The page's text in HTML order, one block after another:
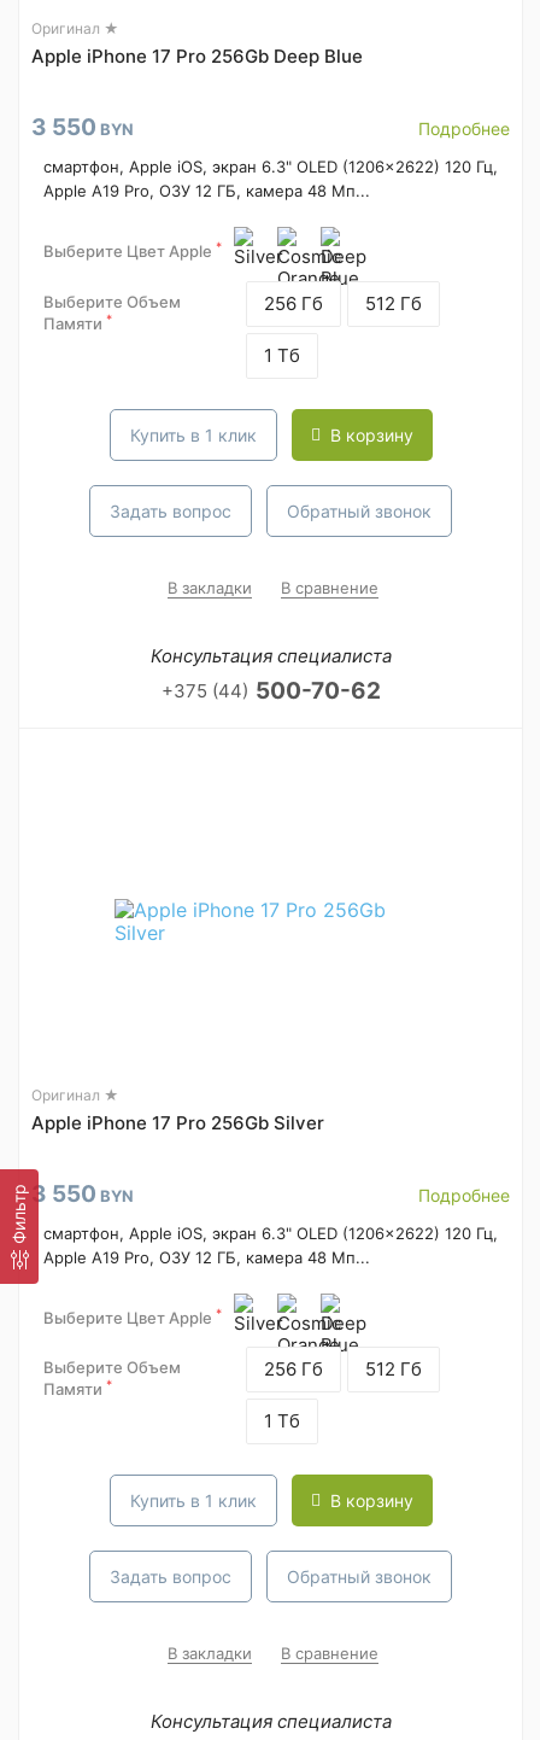
Фильтр
Оригинал ★
Apple iPhone 17 Pro 256Gb Deep Blue
3 550 BYN Подробнее
смартфон, Apple iOS, экран 6.3" OLED (1206x2622) 120 Гц,
Apple A19 Pro, ОЗУ 12 ГБ, камера 48 Мп...
Выберите Цвет Apple *
Выберите Объем
Памяти *
256 Гб 512 Гб
1 Тб
Купить в 1 клик В корзину
Задать вопрос Обратный звонок
В закладки В сравнение
Консультация специалиста
+375 (44) 500-70-62
Оригинал ★
Apple iPhone 17 Pro 256Gb Silver
3 550 BYN Подробнее
смартфон, Apple iOS, экран 6.3" OLED (1206x2622) 120 Гц,
Apple A19 Pro, ОЗУ 12 ГБ, камера 48 Мп...
Выберите Цвет Apple *
Выберите Объем
Памяти *
256 Гб 512 Гб
1 Тб
Купить в 1 клик В корзину
Задать вопрос Обратный звонок
В закладки В сравнение
Консультация специалиста